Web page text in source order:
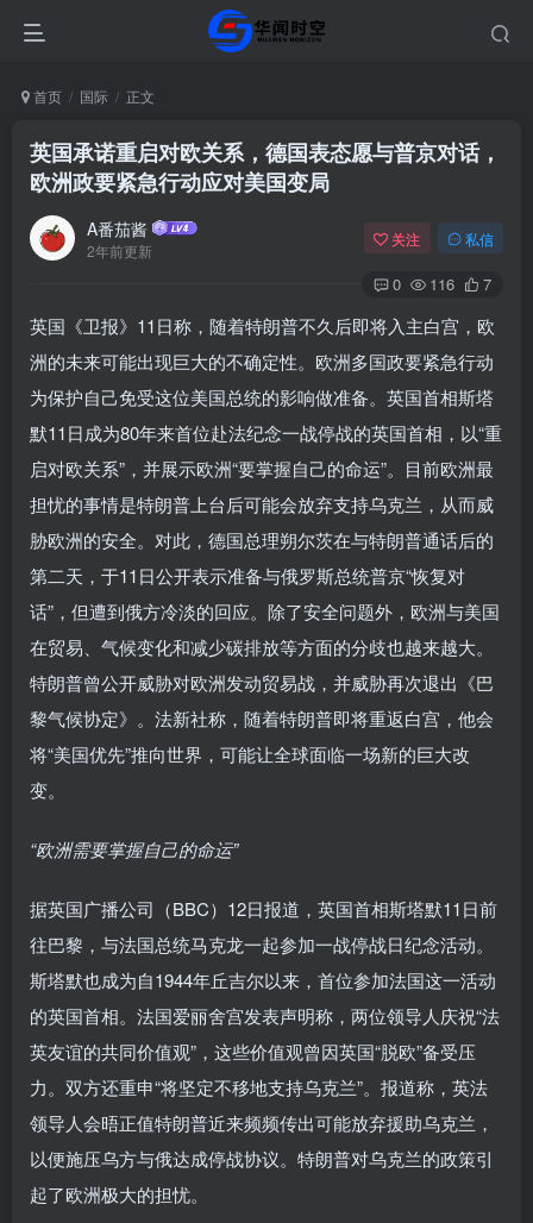
首页 国际 正文
英国承诺重启对欧关系，德国表态愿与普京对话，
欧洲政要紧急行动应对美国变局
A番茄酱
2年前更新
关注 私信
0 116 7
英国《卫报》11日称，随着特朗普不久后即将入主白宫，欧
洲的未来可能出现巨大的不确定性。欧洲多国政要紧急行动
为保护自己免受这位美国总统的影响做准备。英国首相斯塔
默11日成为80年来首位赴法纪念一战停战的英国首相，以“重
启对欧关系”，并展示欧洲“要掌握自己的命运”。目前欧洲最
担忧的事情是特朗普上台后可能会放弃支持乌克兰，从而威
胁欧洲的安全。对此，德国总理朔尔茨在与特朗普通话后的
第二天，于11日公开表示准备与俄罗斯总统普京“恢复对
话”，但遭到俄方冷淡的回应。除了安全问题外，欧洲与美国
在贸易、气候变化和减少碳排放等方面的分歧也越来越大。
特朗普曾公开威胁对欧洲发动贸易战，并威胁再次退出《巴
黎气候协定》。法新社称，随着特朗普即将重返白宫，他会
将“美国优先”推向世界，可能让全球面临一场新的巨大改
变。
“欧洲需要掌握自己的命运”
据英国广播公司（BBC）12日报道，英国首相斯塔默11日前
往巴黎，与法国总统马克龙一起参加一战停战日纪念活动。
斯塔默也成为自1944年丘吉尔以来，首位参加法国这一活动
的英国首相。法国爱丽舍宫发表声明称，两位领导人庆祝“法
英友谊的共同价值观”，这些价值观曾因英国“脱欧”备受压
力。双方还重申“将坚定不移地支持乌克兰”。报道称，英法
领导人会晤正值特朗普近来频频传出可能放弃援助乌克兰，
以便施压乌方与俄达成停战协议。特朗普对乌克兰的政策引
起了欧洲极大的担忧。